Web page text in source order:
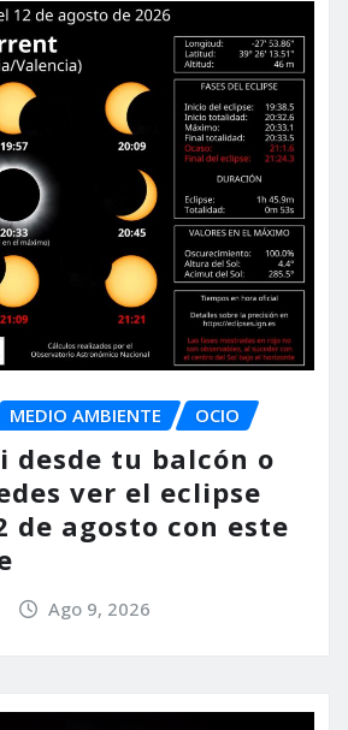
MEDIO AMBIENTE OCIO
desde tu balcón o
ver el eclipse
de agosto con este
Ago 9, 2026